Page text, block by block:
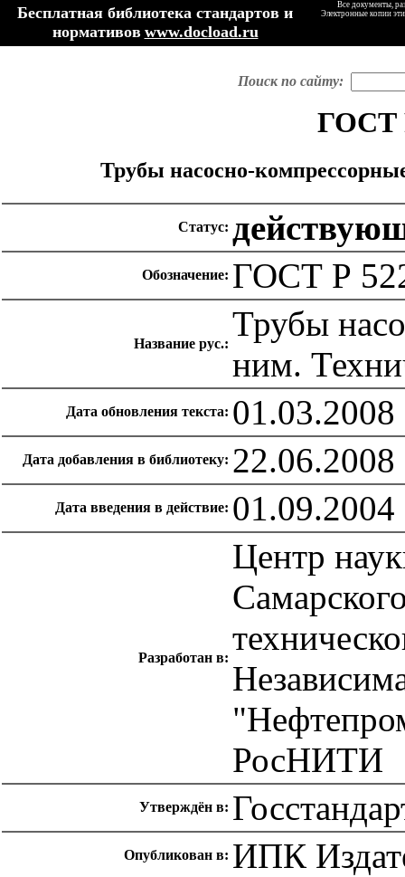
Бесплатная библиотека стандартов и
нормативов www.docload.ru
Все документы,
Электронные копии
Поиск по сайту:
ГОСТ
Трубы насосно-
Статус:
Обозначение: ГОСТ Р
Название рус.:
Трубы
ним.
Дата обновления текста: 01.03.2008
Дата добавления в библиотеку: 22.06.2008
Дата введения в действие: 01.09.2004
Разработан в:
Центр
РосНИТИ
Утверждён в:
Опубликован в: ИПК